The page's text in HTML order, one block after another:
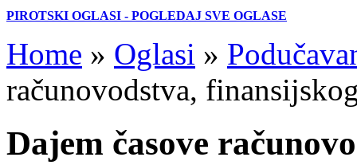
PIROTSKI OGLASI - POGLEDAJ SVE OGLASE
Home » Oglasi »
računovodstva,
Dajem časove